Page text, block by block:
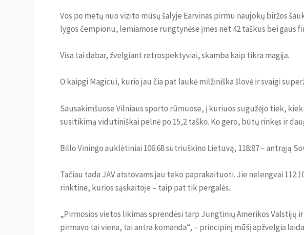
Vos po metų nuo vizito mūsų šalyje Earvinas pirmu naujokų biržos
lygos čempionu, lemiamose rungtynėse įmes net 42 taškus bei gaus
Visa tai dabar, žvelgiant retrospektyviai, skamba kaip tikra magija.
O kaipgi Magicui, kurio jau čia pat laukė milžiniška šlovė ir svaigi
Sausakimšuose Vilniaus sporto rūmuose, į kuriuos sugužėjo tiek,
susitikimą vidutiniškai pelnė po 15,2 taško. Ko gero, būtų rinkęs ir
Billo Viningo auklėtiniai 106:68 sutriuškino Lietuvą, 118:87 – antrąją
Tačiau tada JAV atstovams jau teko paprakaituoti. Jie nelengvai
rinktine, kurios sąskaitoje – taip pat tik pergalės.
„Pirmosios vietos likimas sprendėsi tarp Jungtinių Amerikos
pirmavo tai viena, tai antra komanda“, – principinį mūšį apžvelgia